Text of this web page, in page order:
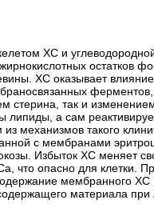
ХС и
остатков
ХС оказывает
стерина, так и
а сам
механизмов такого
с мембранами
Избыток ХС меняет
что опасно для клетки.
мембранного
материала при